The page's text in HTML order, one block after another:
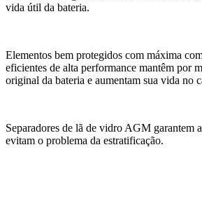
vida útil da bateria.
Elementos bem protegidos com máxima
eficientes de alta performance mantêm por
original da bateria e aumentam sua vida no
Separadores de lã de vidro AGM garantem
evitam o problema da estratificação.